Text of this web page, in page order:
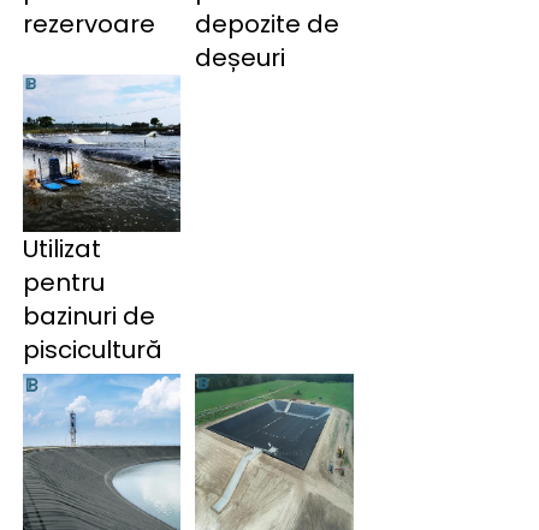
rezervoare
depozite de
deșeuri
Utilizat
pentru
bazinuri de
piscicultură